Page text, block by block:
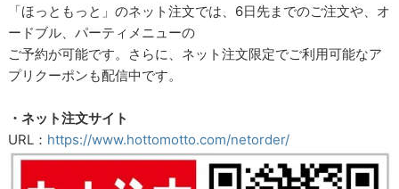
「ほっともっと」のネット注文では、6日先までのご注文や、オ
ードブル、パーティメニューの
ご予約が可能です。さらに、ネット注文限定でご利用可能なア
プリクーポンも配信中です。
・ネット注文サイト
URL： https://www.hottomotto.com/netorder/